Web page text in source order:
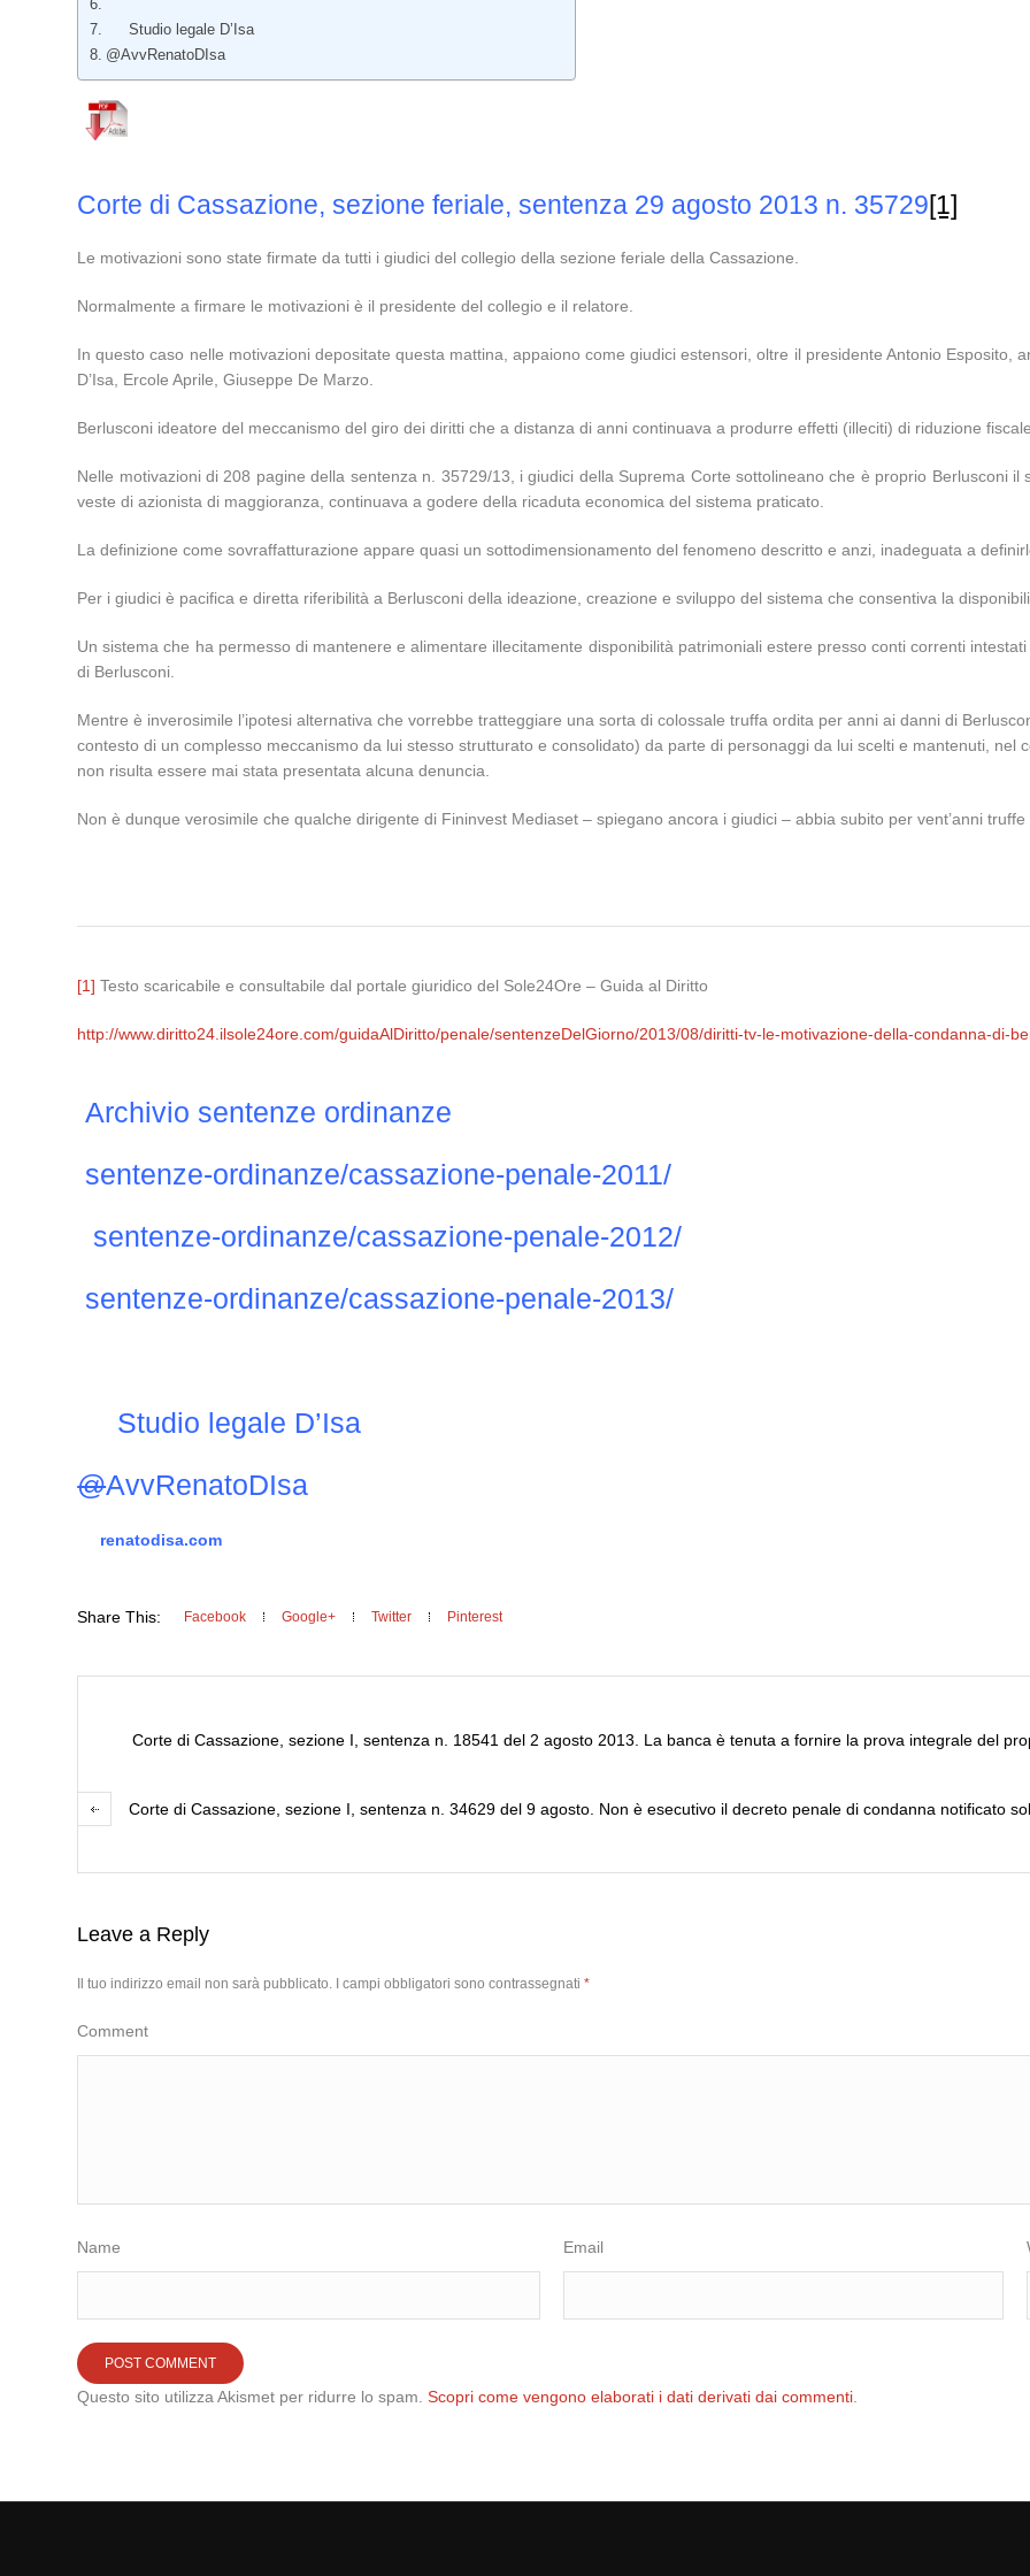
Studio legale D’Isa
@AvvRenatoDIsa
Corte di Cassazione, sezione feriale, sentenza 29 agosto 2013 n. 35729[1]
Le motivazioni sono state firmate da tutti i giudici del collegio della sezione feriale della Cassazione.
Normalmente a firmare le motivazioni è il presidente del collegio e il relatore.
In questo caso nelle motivazioni depositate questa mattina, appaiono come giudici estensori, oltre il presidente Antonio Esposito,
D’Isa, Ercole Aprile, Giuseppe De Marzo.
Berlusconi ideatore del meccanismo del giro dei diritti che a distanza di anni continuava a produrre effetti (illeciti) di riduzione
Nelle motivazioni di 208 pagine della sentenza n. 35729/13, i giudici della Suprema Corte sottolineano che è proprio Berlusconi il
veste di azionista di maggioranza, continuava a godere della ricaduta economica del sistema praticato.
La definizione come sovraffatturazione appare quasi un sottodimensionamento del fenomeno descritto e anzi, inadeguata a
Per i giudici è pacifica e diretta riferibilità a Berlusconi della ideazione, creazione e sviluppo del sistema che consentiva la
Un sistema che ha permesso di mantenere e alimentare illecitamente disponibilità patrimoniali estere presso conti correnti
di Berlusconi.
Mentre è inverosimile l’ipotesi alternativa che vorrebbe tratteggiare una sorta di colossale truffa ordita per anni ai danni di
contesto di un complesso meccanismo da lui stesso strutturato e consolidato) da parte di personaggi da lui scelti e mantenuti, nel
non risulta essere mai stata presentata alcuna denuncia.
Non è dunque verosimile che qualche dirigente di Fininvest Mediaset – spiegano ancora i giudici – abbia subito per vent’anni
[1] Testo scaricabile e consultabile dal portale giuridico del Sole24Ore – Guida al Diritto
http://www.diritto24.ilsole24ore.com/guidaAlDiritto/penale/sentenzeDelGiorno/2013/08/diritti-tv-le-motivazione-della-condanna-di-
Archivio sentenze ordinanze
sentenze-ordinanze/cassazione-penale-2011/
sentenze-ordinanze/cassazione-penale-2012/
sentenze-ordinanze/cassazione-penale-2013/
Studio legale D’Isa
@AvvRenatoDIsa
renatodisa.com
Share This: Facebook Google+ Twitter Pinterest
Corte di Cassazione, sezione I, sentenza n. 18541 del 2 agosto 2013. La banca è tenuta a fornire la prova integrale del
Corte di Cassazione, sezione I, sentenza n. 34629 del 9 agosto. Non è esecutivo il decreto penale di condanna notificato
Leave a Reply
Il tuo indirizzo email non sarà pubblicato. I campi obbligatori sono contrassegnati*
Comment
Name Email
Questo sito utilizza Akismet per ridurre lo spam.Scopri come vengono elaborati i dati derivati dai commenti.